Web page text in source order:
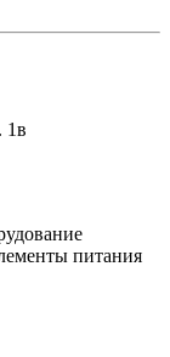
1в
питания